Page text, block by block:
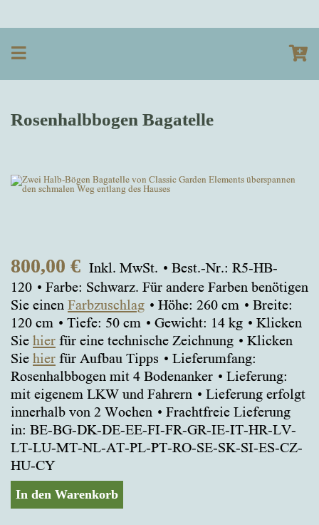
Rosenhalbbogen Bagatelle
800,00 € Inkl. MwSt.
Best.-Nr.: R5-HB-
120
Farbe: Schwarz. Für andere Farben benötigen
Sie einen Farbzuschlag Höhe: 260 cm
Breite:
120 cm
Tiefe: 50 cm Gewicht: 14 kg
Klicken
Sie hier für eine technische Zeichnung
Klicken
Sie hier für Aufbau Tipps
Lieferumfang:
Rosenhalbbogen mit 4 Bodenanker
Lieferung:
mit eigenem LKW und Fahrern
Lieferung erfolgt
innerhalb von 2 Wochen
Frachtfreie Lieferung
in: BE-BG-DK-DE-EE-FI-FR-GR-IE-IT-HR-LV-
LT-LU-MT-NL-AT-PL-PT-RO-SE-SK-SI-ES-CZ-
HU-CY
In den Warenkorb